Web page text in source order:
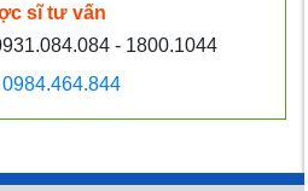
sĩ tư vấn
- 1800.1044
0984.464.844